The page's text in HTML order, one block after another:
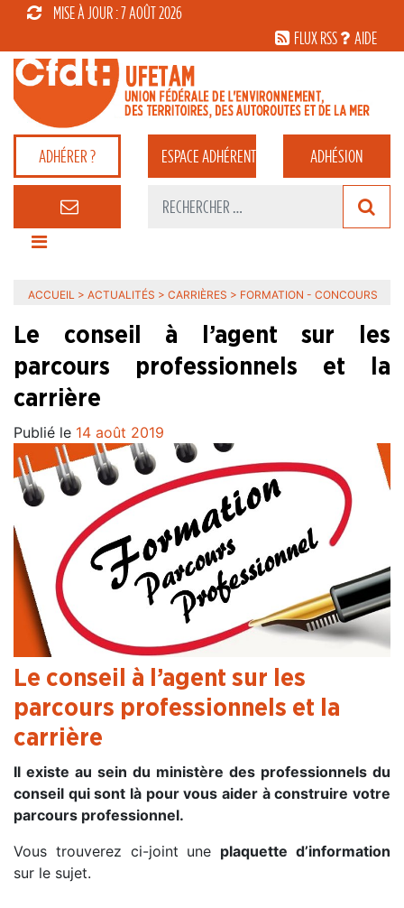
MISE À JOUR : 7 AOÛT 2026
FLUX RSS
AIDE
ADHÉRER ? ESPACEADHÉRENT ADHÉSION
ACCUEIL > ACTUALITÉS > CARRIÈRES > FORMATION - CONCOURS
Le conseil à l’agent sur les
parcours professionnels et la
carrière
Publié le 14 août 2019
Le conseil à l’agent sur les
parcours professionnels et la
carrière
Il existe au sein du ministère des professionnels du
conseil qui sont là pour vous aider à construire votre
parcours professionnel.
Vous trouverez ci-joint une plaquette d’information
sur le sujet.